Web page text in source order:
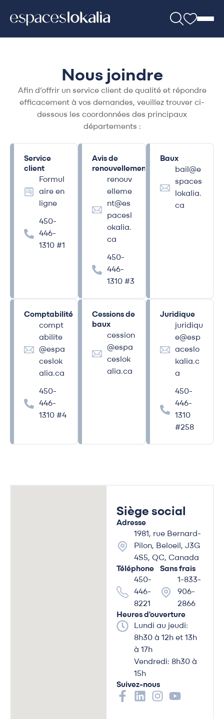
Nous joindre
Afin d’offrir un service client de qualité et répondre
efficacement à vos demandes, veuillez trouver ci-
dessous les coordonnées des principaux
départements :
Service
client
Formul
aire en
ligne
450-
446-
1310 #1
Avis de
renouvellement
renouv
elleme
nt@es
pacesl
okalia.
ca
450-
446-
1310 #3
Baux
bail@e
spaces
lokalia.
ca
Comptabilité
compt
abilite
@espa
ceslok
alia.ca
450-
446-
1310 #4
Cessions de
baux
cession
@espa
ceslok
alia.ca
Juridique
juridiqu
e@esp
aceslo
kalia.c
a
450-
446-
1310
#258
Siège social
Adresse
1981, rue Bernard-
Pilon, Beloeil, J3G
4S5, QC, Canada
Téléphone
450-
446-
8221
Sans frais
1-833-
906-
2866
Heures d'ouverture
Lundi au jeudi:
8h30 à 12h et 13h
à 17h
Vendredi: 8h30 à
15h
Suivez-nous